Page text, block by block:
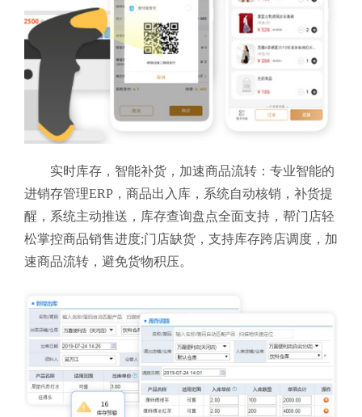
实时库存，智能补货，加速商品流转：专业智能的
进销存管理ERP，商品出入库，系统自动核销，补货提
醒，系统主动推送，库存查询盘点全面支持，帮门店轻
松掌控商品销售进度;门店缺货，支持库存跨店调度，加
速商品流转，避免货物积压。